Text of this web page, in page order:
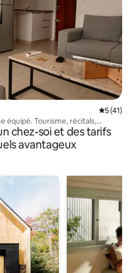
5 (41)
équipé. Tourisme, récitals,
chez-soi et des tarifs
avantageux